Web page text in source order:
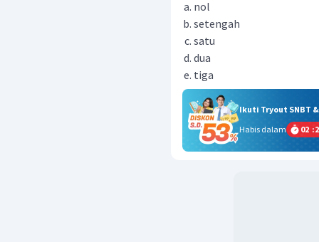
nol
setengah
satu
dua
tiga
Ikuti Tryout SNBT
Habis dalam
02 :